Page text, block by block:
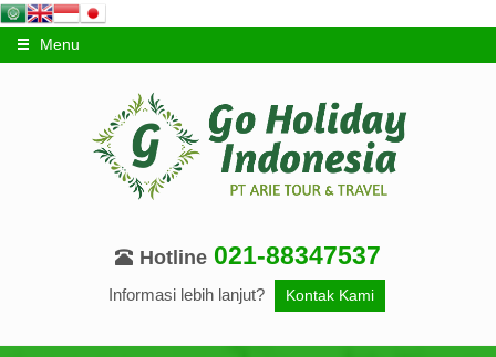
Menu
Hotline 021-88347537
Informasi lebih lanjut? Kontak Kami